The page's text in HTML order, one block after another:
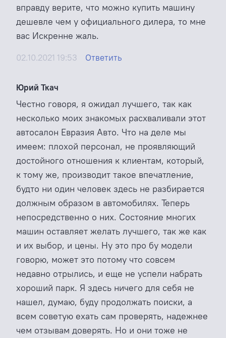
вправду верите, что можно купить машину
дешевле чем у официального дилера, то мне
вас Искренне жаль.
02.10.2021 19:53 Ответить
Юрий Ткач
Честно говоря, я ожидал лучшего, так как
несколько моих знакомых расхваливали этот
автосалон Евразия Авто. Что на деле мы
имеем: плохой персонал, не проявляющий
достойного отношения к клиентам, который,
к тому же, производит такое впечатление,
будто ни один человек здесь не разбирается
должным образом в автомобилях. Теперь
непосредственно о них. Состояние многих
машин оставляет желать лучшего, так же как
и их выбор, и цены. Ну это про бу модели
говорю, может это потому что совсем
недавно отрылись, и еще не успели набрать
хороший парк. Я здесь ничего для себя не
нашел, думаю, буду продолжать поиски, а
всем советую ехать сам проверять, надежнее
чем отзывам доверять. Но и они тоже не